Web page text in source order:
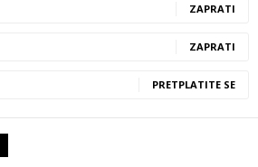
ZAPRATI
ZAPRATI
PRETPLATITE SE